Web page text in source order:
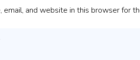
email, and website in this browser for